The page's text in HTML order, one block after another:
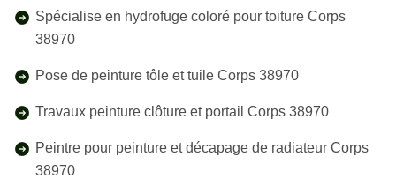
Spécialise en hydrofuge coloré pour toiture Corps
38970
Pose de peinture tôle et tuile Corps 38970
Travaux peinture clôture et portail Corps 38970
Peintre pour peinture et décapage de radiateur Corps
38970